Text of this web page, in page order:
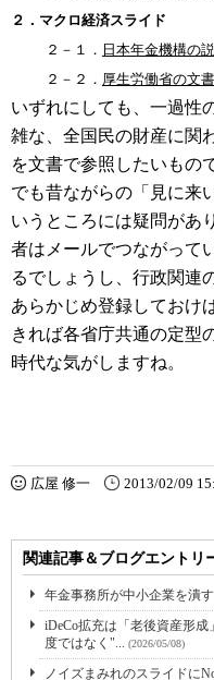
２．マクロ経済スライド
２－１． 日本年金機構の
２－２． 厚生労働省の文書
いずれにしても、一過性
雑な、全国民の財産に関
を文書で参照したいもの
でも昔ながらの「見に来
いうところには疑問があ
者はメールでつながって
るでしょうし、行政関連
あらかじめ登録しておけ
きれば各省庁共通の定型
時代な気がしますね。
広屋 修一 2013/02/09
関連記事＆ブログエントリ
年金事務所が中小企業を潰す
iDeCo拡充は「老後資産形
度ではなく"... (2026/05/08)
ノイズまみれのスライドに